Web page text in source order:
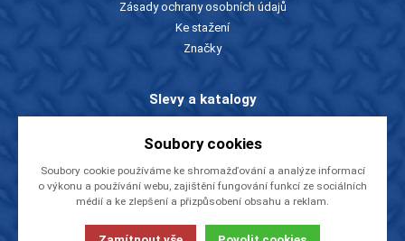
Zásady ochrany osobních údajů
Ke stažení
Značky
Slevy a katalogy
Ceníky a katalogy
Rady a tipy
O firmě
Soubory cookies
Soubory cookie používáme ke shromažďování a analýze informací
o výkonu a používání webu, zajištění fungování funkcí ze sociálních
médií a ke zlepšení a přizpůsobení obsahu a reklam.